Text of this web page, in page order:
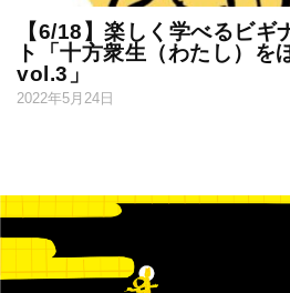
【6/18】楽しく学べるビギ
ト「十方衆生（わたし）
vol.3」
2022年5月24日